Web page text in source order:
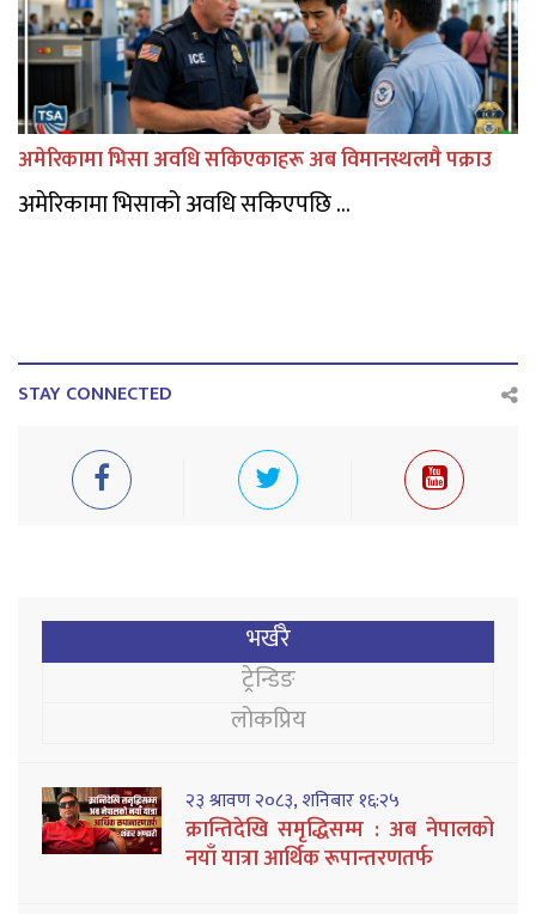
अमेरिकामा भिसा अवधि सकिएकाहरू अब विमानस्थलमै पक्राउ
अमेरिकामा भिसाको अवधि सकिएपछि ...
STAY CONNECTED
भर्खरै
ट्रेन्डिङ
लोकप्रिय
२३ श्रावण २०८३, शनिबार १६:२५
क्रान्तिदेखि समृद्धिसम्म : अब नेपालको
नयाँ यात्रा आर्थिक रूपान्तरणतर्फ